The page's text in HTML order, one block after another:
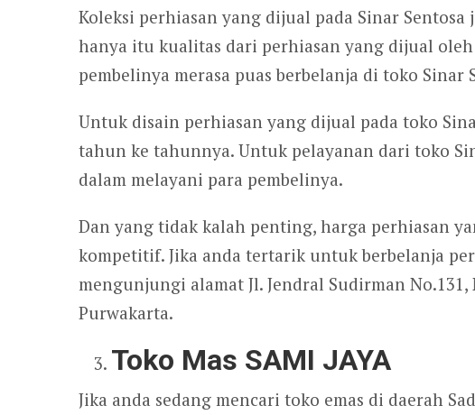
Koleksi perhiasan yang dijual pada Sinar
hanya itu kualitas dari perhiasan yang dijual oleh
pembelinya merasa puas berbelanja di toko Sinar
Untuk disain perhiasan yang dijual pada toko
tahun ke tahunnya. Untuk pelayanan dari toko
dalam melayani para pembelinya.
Dan yang tidak kalah penting, harga perhiasan
kompetitif. Jika anda tertarik untuk berbelanja
mengunjungi alamat Jl. Jendral Sudirman
Purwakarta.
Toko Mas SAMI JAYA
Jika anda sedang mencari toko emas di daerah